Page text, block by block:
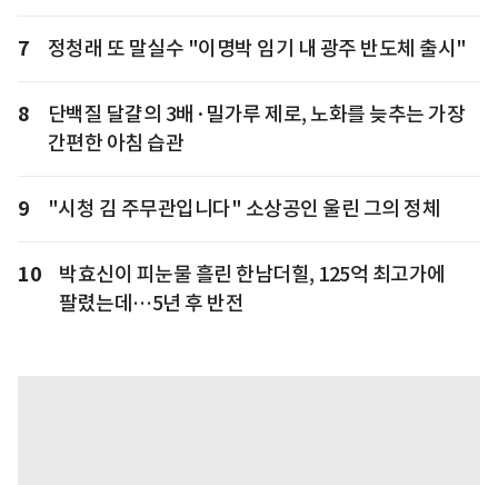
7 정청래 또 말실수 "이명박 임기 내 광주 반도체 출시"
8
단백질 달걀의 3배·밀가루 제로, 노화를 늦추는 가장
간편한 아침 습관
9 "시청 김 주무관입니다" 소상공인 울린 그의 정체
10
박효신이 피눈물 흘린 한남더힐, 125억 최고가에
팔렸는데…5년 후 반전